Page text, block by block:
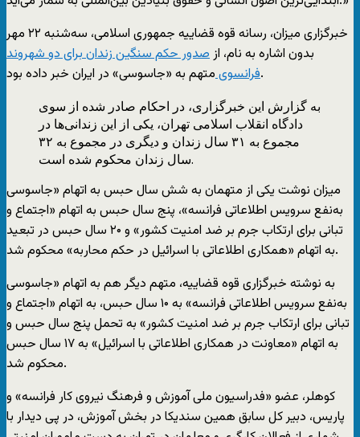
خبرگزاری میزان، رسانه قوه قضاییه جمهوری اسلامی، سه‌شنبه ۲۲ مهر
بدون اشاره به نام، ازصدور حکم سنگین زندان برای دو شهروند
فرانسویمتهم به «جاسوسی» در ایران خبر داده بود.
به گزارش این خبرگزاری، در احکام صادر شده از سوی
دادگاه انقلاب اسلامی تهران، یکی از این زندانی‌ها در
مجموع به ۳۱ سال زندان و دیگری در مجموع به ۳۲
سال زندان محکوم شده است.
میزان نوشت یکی از متهمان به شش سال حبس به اتهام «جاسوسی
به‌نفع سرویس اطلاعاتی فرانسه»، پنج سال حبس به ‌اتهام «اجتماع و
تبانی برای ارتکاب جرم بر ضد امنیت کشور» و ۲۰ سال حبس در تبعید
به اتهام «همکاری اطلاعاتی با اسرائیل در حکم محاربه» محکوم شد.
به نوشته خبرگزاری قوه قضاییه، متهم دیگر هم به‌ اتهام «جاسوسی
به‌نفع سرویس اطلاعاتی فرانسه» به ۱۰ سال حبس، به ‌اتهام «اجتماع و
تبانی برای ارتکاب جرم بر ضد امنیت کشور» به تحمل پنج سال حبس و
به ‌اتهام «معاونت در همکاری اطلاعاتی با اسرائیل» به ۱۷ سال حبس
محکوم شد.
کوهلر، عضو «فدراسیون ملی آموزش و فرهنگ نیروی کار فرانسه» و
پاریس، دبیر کل سابق همین سندیکا در بخش آموزش، در پی دیدار با